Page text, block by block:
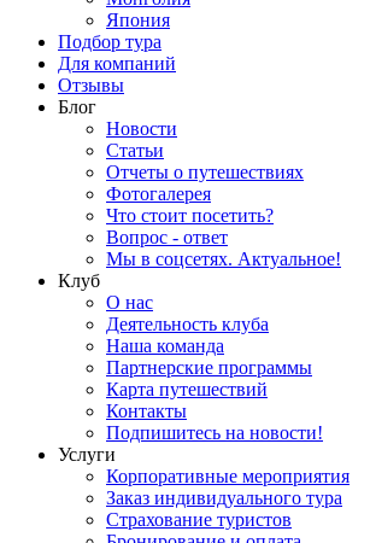
Япония
Подбор тура
Для компаний
Отзывы
Блог
Новости
Статьи
Отчеты о путешествиях
Фотогалерея
Что стоит посетить?
Вопрос - ответ
Мы в соцсетях. Актуальное!
Клуб
О нас
Деятельность клуба
Наша команда
Партнерские программы
Карта путешествий
Контакты
Подпишитесь на новости!
Услуги
Корпоративные мероприятия
Заказ индивидуального тура
Страхование туристов